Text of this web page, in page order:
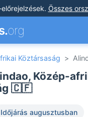
. Összes
org
Köztársaság >
Közép-
🇨🇫
Időjárás augusztusban